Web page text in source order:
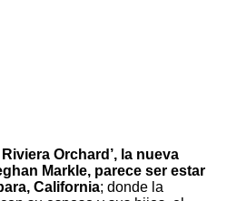
Orchard’, la nueva
Markle, parece ser estar
California; donde la